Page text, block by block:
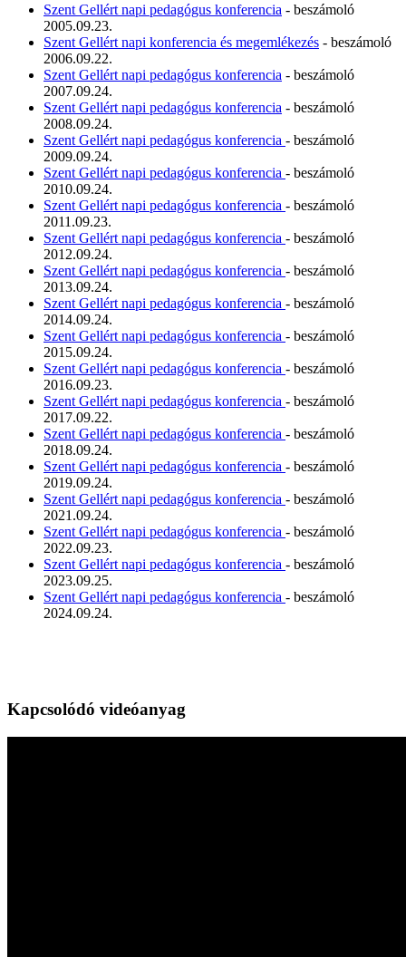
Szent Gellért napi pedagógus konferencia - beszámoló
2005.09.23.
Szent Gellért napi konferencia és megemlékezés - beszámoló
2006.09.22.
Szent Gellért napi pedagógus konferencia - beszámoló
2007.09.24.
Szent Gellért napi pedagógus konferencia - beszámoló
2008.09.24.
Szent Gellért napi pedagógus konferencia - beszámoló
2009.09.24.
Szent Gellért napi pedagógus konferencia - beszámoló
2010.09.24.
Szent Gellért napi pedagógus konferencia - beszámoló
2011.09.23.
Szent Gellért napi pedagógus konferencia - beszámoló
2012.09.24.
Szent Gellért napi pedagógus konferencia - beszámoló
2013.09.24.
Szent Gellért napi pedagógus konferencia - beszámoló
2014.09.24.
Szent Gellért napi pedagógus konferencia - beszámoló
2015.09.24.
Szent Gellért napi pedagógus konferencia - beszámoló
2016.09.23.
Szent Gellért napi pedagógus konferencia - beszámoló
2017.09.22.
Szent Gellért napi pedagógus konferencia - beszámoló
2018.09.24.
Szent Gellért napi pedagógus konferencia - beszámoló
2019.09.24.
Szent Gellért napi pedagógus konferencia - beszámoló
2021.09.24.
Szent Gellért napi pedagógus konferencia - beszámoló
2022.09.23.
Szent Gellért napi pedagógus konferencia - beszámoló
2023.09.25.
Szent Gellért napi pedagógus konferencia - beszámoló
2024.09.24.
Kapcsolódó videóanyag